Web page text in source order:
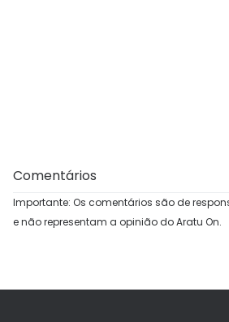
Comentários
Importante: Os comentários são de
e não representam a opinião do Aratu On.